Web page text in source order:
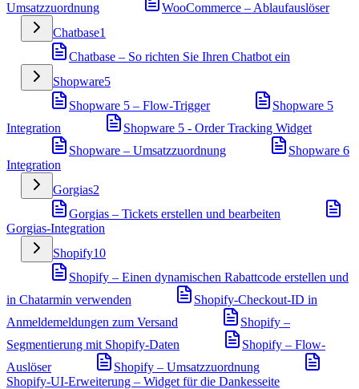
Umsatzzuordnung
WooCommerce – Ablaufauslöser
Chatbase1
Chatbase – So richten Sie Ihren Chatbot ein
Shopware5
Shopware 5 – Flow-Trigger
Shopware 5
Integration
Shopware 5 - Order Tracking Widget
Shopware – Umsatzzuordnung
Shopware 6
Integration
Gorgias2
Gorgias – Tickets erstellen und bearbeiten
Gorgias-Integration
Shopify10
Shopify – Einen dynamischen Rabattcode erstellen und
in Chatarmin verwenden
Shopify-Checkout-ID in
Anmeldemeldungen zum Versand
Shopify –
Segmentierung mit Shopify-Daten
Shopify – Flow-
Auslöser
Shopify – Umsatzzuordnung
Shopify-UI-Erweiterung – Widget für die Dankesseite